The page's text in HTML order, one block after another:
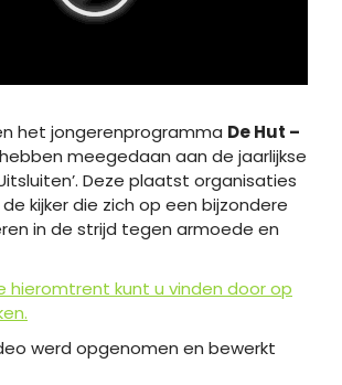
het jongerenprogramma De Hut –
hebben meegedaan aan de jaarlijkse
Deze plaatst organisaties
kijker die zich op een bijzondere
in de strijd tegen armoede en
hieromtrent kunt u vinden door op
werd opgenomen en bewerkt